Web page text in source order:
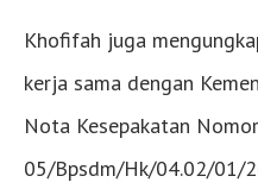
Khofifah juga
kerja sama dengan
Nota Kesepakatan Nomor
05/Bpsdm/Hk/04.02/01/